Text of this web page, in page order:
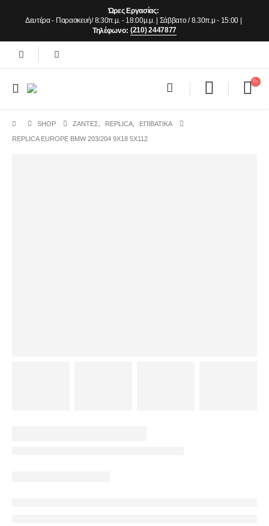
Ώρες Εργασίας:
Δευτέρα - Παρασκευή/ 8:30π.μ. - 18:00μ.μ. | Σάββατο / 8.30π.μ - 15:00 |
Τηλέφωνο: (210) 2447877
SHOP ΖΆΝΤΕΣ REPLICA ΕΠΙΒΑΤΙΚΑ
REPLICA EUROPE BMW 203/204 9X18 5X112